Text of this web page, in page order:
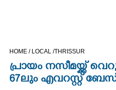
OPINION
HOME / LOCAL /THRISSUR
പ്രായം നസീമയ്ക്ക്
67ലും എവറസ്റ്റ് ബേസ്